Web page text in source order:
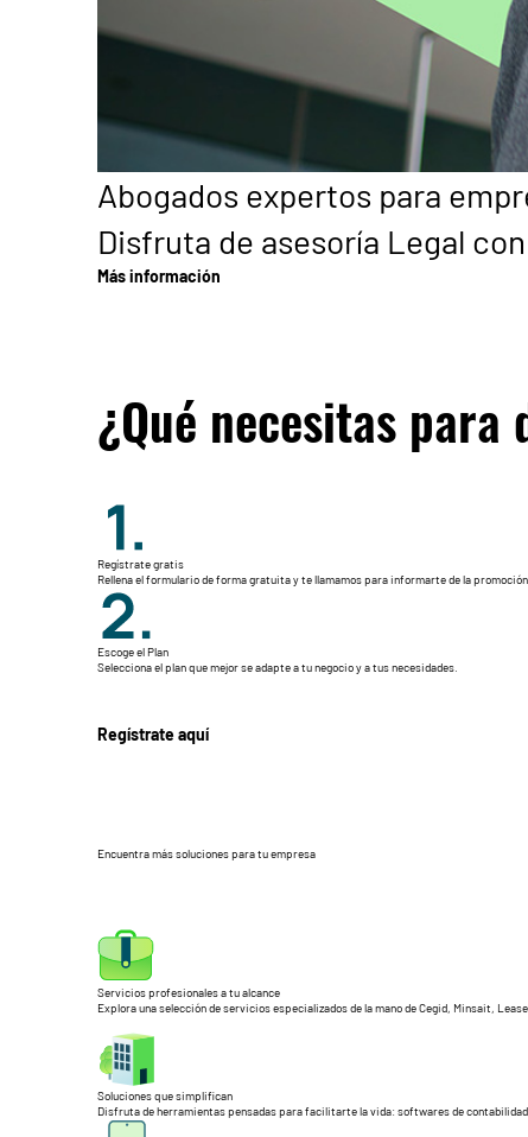
Abogados expertos para
Disfruta de asesoría Legal
Más información
¿Qué necesitas
Regístrate gratis
Rellena el formulario de forma gratuita y te llamamos para informarte de la promoción.
Escoge el Plan
Selecciona el plan que mejor se adapte a tu negocio y a tus necesidades.
Regístrate aquí
Encuentra más soluciones para tu empresa
Servicios profesionales a tu alcance
Explora una selección de servicios especializados de la mano de Cegid, Minsait,
Soluciones que simplifican
Disfruta de herramientas pensadas para facilitarte la vida: softwares de